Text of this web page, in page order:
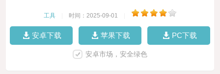
工具 时间：2025-09-01
安卓下载 苹果下载 PC下载
安卓市场，安全绿色